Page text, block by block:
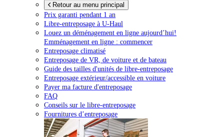
Retour au menu principal
Prix garanti pendant 1 an
Libre-entreposage à U-Haul
Louez un déménagement en ligne aujourd’hui!
Emménagement en ligne : commencer
Entreposage climatisé
Entreposage de VR, de voiture et de bateau
Guide des tailles d'unités de libre-entreposage
Entreposage extérieur/accessible en voiture
Payer ma facture d'entreposage
FAQ
Conseils sur le libre-entreposage
Fournitures d’entreposage